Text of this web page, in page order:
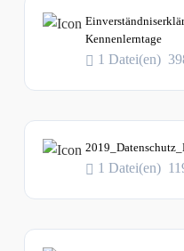
Kennenlerntage
1 Datei(en)
1 Datei(en)